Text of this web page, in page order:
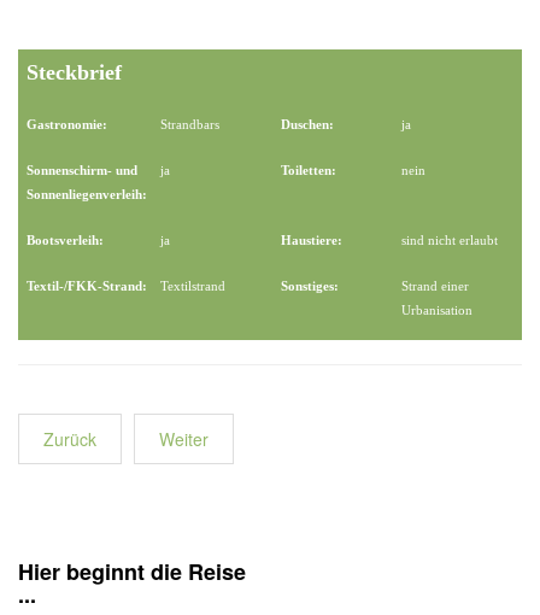
Steckbrief
Gastronomie: Strandbars Duschen: ja
Sonnenschirm- und
Sonnenliegenverleih:
ja Toiletten: nein
Bootsverleih: ja Haustiere: sind nicht erlaubt
Textil-/FKK-Strand: Textilstrand Sonstiges:
Strand einer
Urbanisation
Zurück Weiter
Hier beginnt die Reise
...